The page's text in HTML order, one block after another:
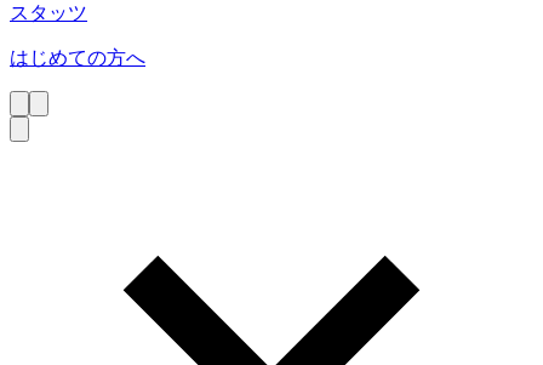
スタッツ
はじめての方へ